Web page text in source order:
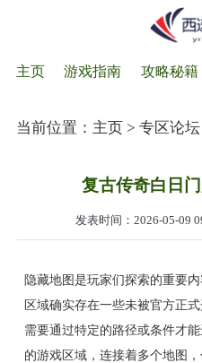
主页 游戏指南 攻略秘籍
当前位置： 主页> 专区论坛
复古传奇白日
发表时间：2026-05-09
隐藏地图是玩家们探索的重要
区域确实存在一些未被官方正
需要通过特定的路径或条件才
的游戏区域，连接着多个地图